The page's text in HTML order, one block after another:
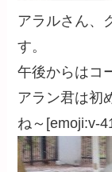
アラルさん、
す。
午後からはコ
アラン君は初
ね～[emoji:v-